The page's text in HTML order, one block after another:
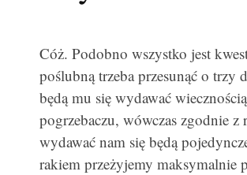
Cóż. Podobno wszystko jest
poślubną trzeba przesunąć o trzy
będą mu się wydawać
pogrzebaczu, wówczas zgodnie
wydawać nam się będą
rakiem przeżyjemy maksymalnie